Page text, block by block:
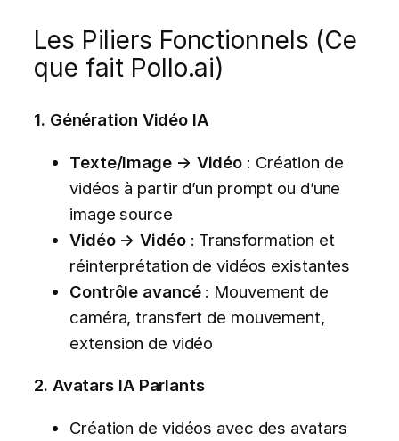
Les Piliers Fonctionnels (Ce
que fait Pollo.ai)
1. Génération Vidéo IA
Texte/Image → Vidéo : Création de
vidéos à partir d’un prompt ou d’une
image source
Vidéo → Vidéo: Transformation et
réinterprétation de vidéos existantes
Contrôle avancé: Mouvement de
caméra, transfert de mouvement,
extension de vidéo
2. Avatars IA Parlants
Création de vidéos avec des avatars